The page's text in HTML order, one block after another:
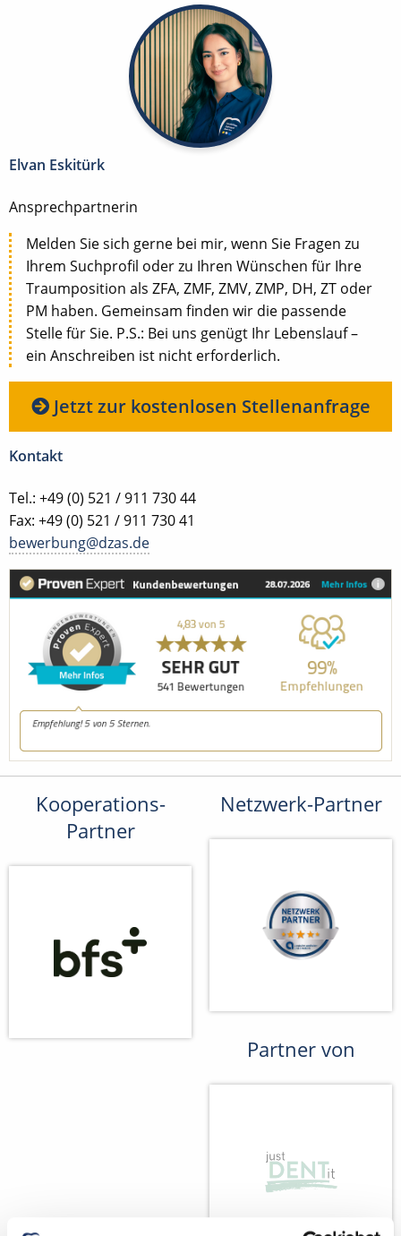
Elvan Eskitürk
Ansprechpartnerin
Melden Sie sich gerne bei mir, wenn Sie Fragen zu
Ihrem Suchprofil oder zu Ihren Wünschen für Ihre
Traumposition als ZFA, ZMF, ZMV, ZMP, DH, ZT oder
PM haben. Gemeinsam finden wir die passende
Stelle für Sie. P.S.: Bei uns genügt Ihr Lebenslauf –
ein Anschreiben ist nicht erforderlich.
Jetzt zur kostenlosen Stellenanfrage
Kontakt
Tel.: +49 (0) 521 / 911 730 44
Fax: +49 (0) 521 / 911 730 41
bewerbung@dzas.de
Kooperations-
Partner
Netzwerk-Partner
Partner von